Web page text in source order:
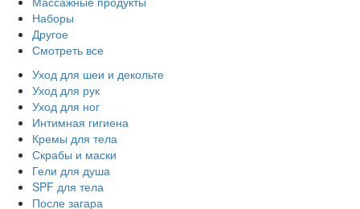
Наборы
Другое
Смотреть все
Уход для шеи и декольте
Уход для рук
Уход для ног
Интимная гигиена
Кремы для тела
Скрабы и маски
Гели для душа
SPF для тела
После загара